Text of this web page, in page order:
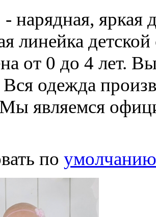
нарядная, яркая
линейка
от 0 до 4 лет.
Вся одежда
являемся
по умолчанию